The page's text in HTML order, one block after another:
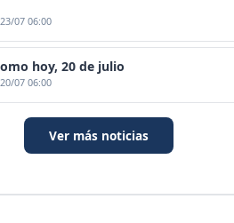
23/07 06:00
hoy, 20 de julio
20/07 06:00
Ver más noticias